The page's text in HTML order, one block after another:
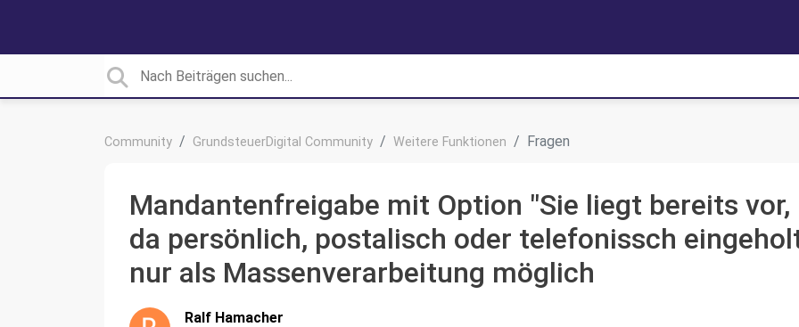
Community GrundsteuerDigital Community Weitere Funktionen Fragen
Mandantenfreigabe mit Option "Sie liegt bereits vor,
da persönlich, postalisch oder telefonissch
nur als Massenverarbeitung möglich
Ralf Hamacher